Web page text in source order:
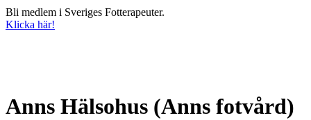
Bli medlem i Sveriges Fotterapeuter.
Klicka här!
Anns Hälsohus (Anns fotvård)